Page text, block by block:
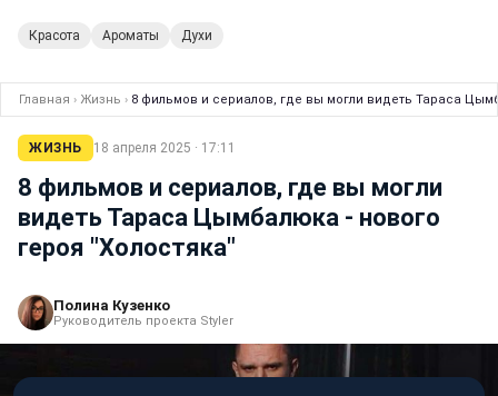
Красота Ароматы Духи
Главная › Жизнь › 8 фильмов и сериалов, где вы могли видеть Тараса
ЖИЗНЬ 18 апреля 2025 · 17:11
8 фильмов и сериалов, где вы могли
видеть Тараса Цымбалюка - нового
героя "Холостяка"
Полина Кузенко
Руководитель проекта Styler